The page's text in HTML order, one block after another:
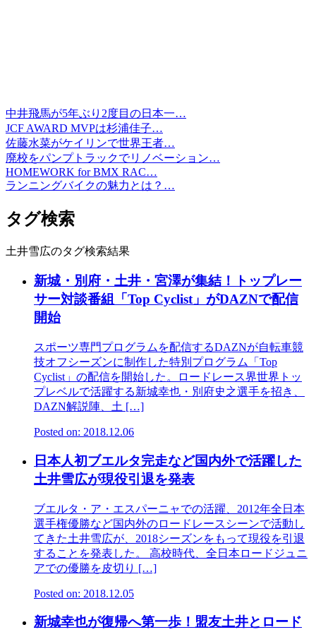
中井飛馬が5年ぶり2度目の日本一…
JCF AWARD MVPは杉浦佳子…
佐藤水菜がケイリンで世界王者…
廃校をパンプトラックでリノベーション…
HOMEWORK for BMX RAC…
ランニングバイクの魅力とは？…
タグ検索
土井雪広のタグ検索結果
新城・別府・土井・宮澤が集結！トップレー
サー対談番組「Top Cyclist」がDAZNで配信
開始
スポーツ専門プログラムを配信するDAZNが自転車競
技オフシーズンに制作した特別プログラム「Top
Cyclist」の配信を開始した。ロードレース界世界トッ
プレベルで活躍する新城幸也・別府史之選手を招き、
DAZN解説陣、土 […]
Posted on: 2018.12.06
日本人初ブエルタ完走など国内外で活躍した
土井雪広が現役引退を発表
ブエルタ・ア・エスパーニャでの活躍、2012年全日本
選手権優勝など国内外のロードレースシーンで活動し
てきた土井雪広が、2018シーズンをもって現役を引退
することを発表した。 高校時代、全日本ロードジュニ
アでの優勝を皮切り […]
Posted on: 2018.12.05
新城幸也が復帰へ第一歩！盟友土井とロード